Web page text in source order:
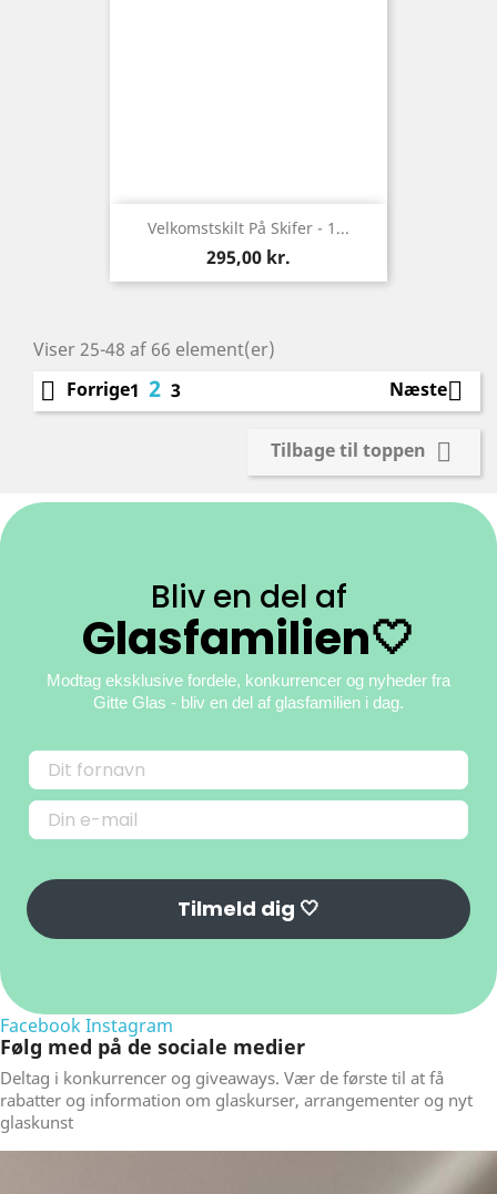
Velkomstskilt På Skifer - 1...
Pris
295,00 kr.
Viser 25-48 af 66 element(er)
 Forrige1 2 3 Næste
Tilbage til toppen 
Bliv en del af
Glasfamilien🤍
Modtag eksklusive fordele, konkurrencer og nyheder fra
Gitte Glas - bliv en del af glasfamilien i dag.
Tilmeld dig 🤍
Facebook Instagram
Følg med på de sociale medier
Deltag i konkurrencer og giveaways. Vær de første til at få
rabatter og information om glaskurser, arrangementer og nyt
glaskunst